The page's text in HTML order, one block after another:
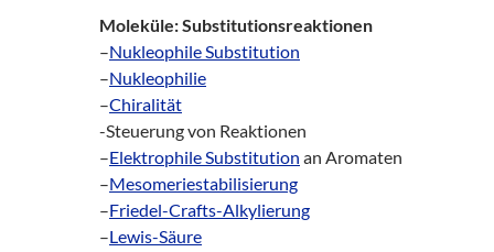
Moleküle: Substitutionsreaktionen
–Nukleophile Substitution
–Nukleophilie
–Chiralität
-Steuerung von Reaktionen
–Elektrophile Substitution an Aromaten
–Mesomeriestabilisierung
–Friedel-Crafts-Alkylierung
–Lewis-Säure